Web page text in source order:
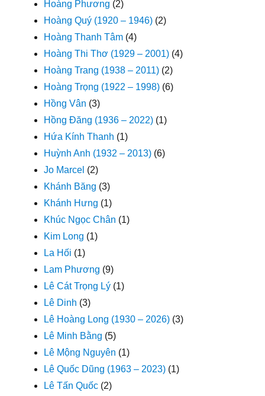
Hoàng Phương (2)
Hoàng Quý (1920 – 1946) (2)
Hoàng Thanh Tâm (4)
Hoàng Thi Thơ (1929 – 2001) (4)
Hoàng Trang (1938 – 2011) (2)
Hoàng Trọng (1922 – 1998) (6)
Hồng Vân (3)
Hồng Đăng (1936 – 2022) (1)
Hứa Kính Thanh (1)
Huỳnh Anh (1932 – 2013) (6)
Jo Marcel (2)
Khánh Băng (3)
Khánh Hưng (1)
Khúc Ngọc Chân (1)
Kim Long (1)
La Hối (1)
Lam Phương (9)
Lê Cát Trọng Lý (1)
Lê Dinh (3)
Lê Hoàng Long (1930 – 2026) (3)
Lê Minh Bằng (5)
Lê Mộng Nguyên (1)
Lê Quốc Dũng (1963 – 2023) (1)
Lê Tấn Quốc (2)